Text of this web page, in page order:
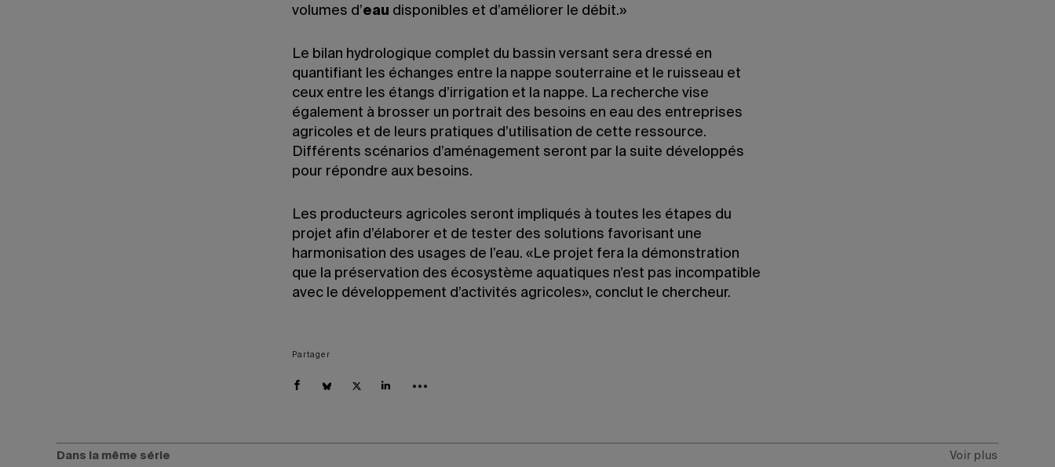
volumes d’eau disponibles et d’améliorer le débit.»
Le bilan hydrologique complet du bassin versant sera dressé en
quantifiant les échanges entre la nappe souterraine et le ruisseau et
ceux entre les étangs d’irrigation et la nappe. La recherche vise
également à brosser un portrait des besoins en eau des entreprises
agricoles et de leurs pratiques d’utilisation de cette ressource.
Différents scénarios d’aménagement seront par la suite développés
pour répondre aux besoins.
Les producteurs agricoles seront impliqués à toutes les étapes du
projet afin d’élaborer et de tester des solutions favorisant une
harmonisation des usages de l’eau. «Le projet fera la démonstration
que la préservation des écosystème aquatiques n’est pas incompatible
avec le développement d’activités agricoles», conclut le chercheur.
Partager
Dans la même série Voir plus